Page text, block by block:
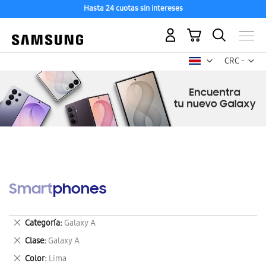
Hasta 24 cuotas sin intereses
CRC -
colón
Mi carrito
Smartphones
Categoría Galaxy A
Eliminar
este
artículo
Clase Galaxy A
Eliminar
este
Color Lima
Eliminar